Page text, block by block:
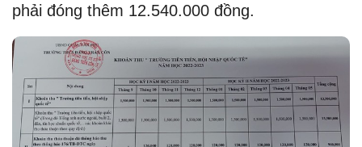
phải đóng thêm 12.540.000 đồng.